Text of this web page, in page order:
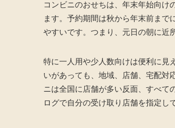
コンビニのおせちは、年末年始向け
ます。予約期間は秋から年末前まで
やすいです。つまり、元日の朝に近
特に一人用や少人数向けは便利に見
いがあっても、地域、店舗、宅配対
ニは全国に店舗が多い反面、すべて
ログで自分の受け取り店舗を指定し